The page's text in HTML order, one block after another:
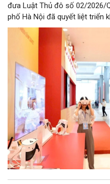
đưa Luật Thủ đô số 02/2026/
phố Hà Nội đã quyết liệt triển
đề của HĐND Thành phố. Đợt
sách cùng hệ thống giải pháp
cơ chế đặc thù, tạo động lực
công nghệ, đổi mới sáng tạo
đô.